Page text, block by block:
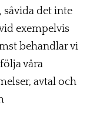
det inte
exempelvis
behandlar vi
våra
avtal och